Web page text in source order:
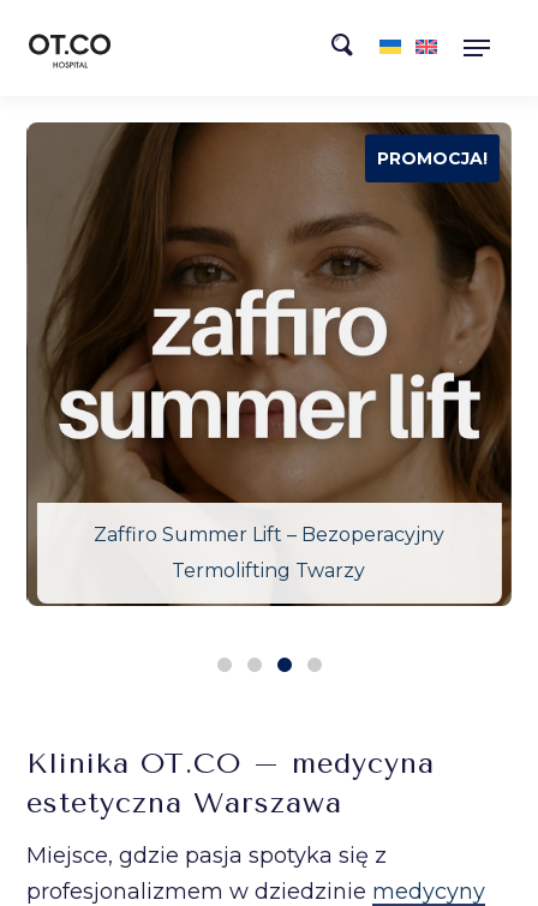
PROMOCJA!
Zaffiro Summer Lift – Bezoperacyjny
Termolifting Twarzy
Klinika OT.CO – medycyna
estetyczna Warszawa
Miejsce, gdzie pasja spotyka się z
profesjonalizmem w dziedzinie medycyny